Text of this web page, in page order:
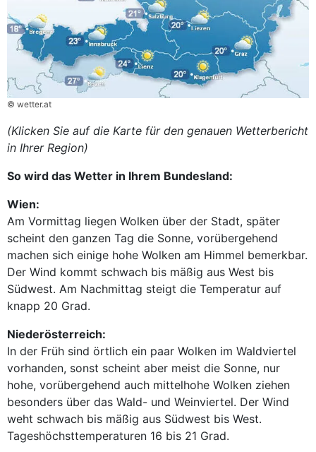
© wetter.at
(Klicken Sie auf die Karte für den genauen Wetterbericht
in Ihrer Region)
So wird das Wetter in Ihrem Bundesland:
Wien:
Am Vormittag liegen Wolken über der Stadt, später
scheint den ganzen Tag die Sonne, vorübergehend
machen sich einige hohe Wolken am Himmel bemerkbar.
Der Wind kommt schwach bis mäßig aus West bis
Südwest. Am Nachmittag steigt die Temperatur auf
knapp 20 Grad.
Niederösterreich:
In der Früh sind örtlich ein paar Wolken im Waldviertel
vorhanden, sonst scheint aber meist die Sonne, nur
hohe, vorübergehend auch mittelhohe Wolken ziehen
besonders über das Wald- und Weinviertel. Der Wind
weht schwach bis mäßig aus Südwest bis West.
Tageshöchsttemperaturen 16 bis 21 Grad.